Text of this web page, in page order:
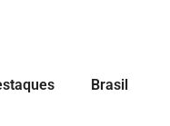
Brasil